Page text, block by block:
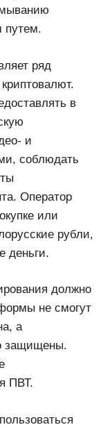
путем.
ряд
в
и
соблюдать
Оператор
или
рубли,
деньги.
должно
не смогут
а
защищены.
ПВТ.